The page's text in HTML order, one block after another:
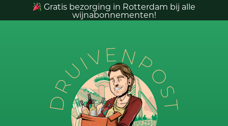
Gratis bezorging in Rotterdam bij alle
wijnabonnementen!
DRUIVENPOST